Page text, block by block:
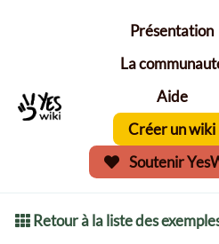
Aller au contenu principal
Présentation
La
Aide
Créer un wiki
Soutenir
Retour à la liste des